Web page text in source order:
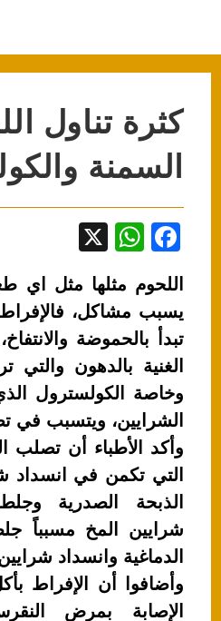
كثرة تناول
السمنة
F
c
e
b
o
o
k
W
at
s
A
p
p
اللحوم مثلها مثل اي
يسبب مشاكل،
تبدأ بالحموضة
الغنية بالدهون
وخاصة الكولسترول
الشرايين، ويتسبب في
وأكد الأطباء أن تصلب
التي تكمن في انسداد
الذبحة الصدرية
شرايين المخ مسبباً
الدماغية وانسداد
وأضافوا أن الإفراط
الإصابة بمرض